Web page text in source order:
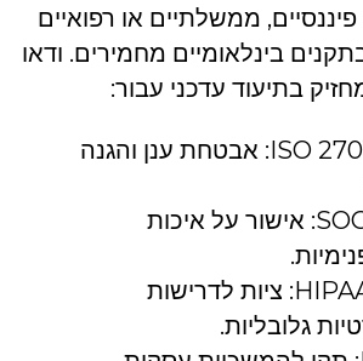
ממשלתיים או רפואיים
בינלאומיים מחמירים. ודאו
בתיעוד עדכני עבור:
ISO 27017 / 27018: אבטחת ענן והגנה
SOC 2 Type II: אישור על איכות
HIPAA & GDPR: ציות לדרישות
גלובליות.